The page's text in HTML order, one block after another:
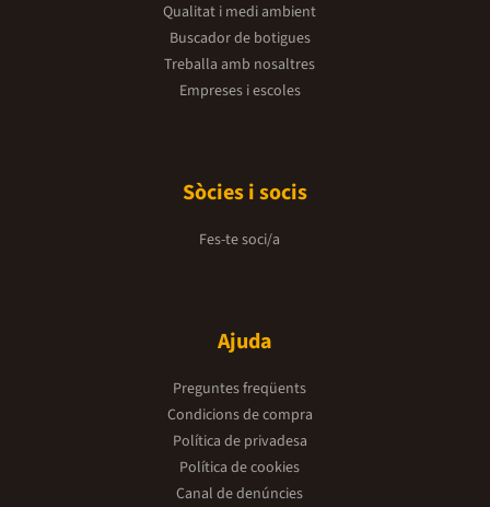
Qualitat i medi ambient
Buscador de botigues
Treballa amb nosaltres
Empreses i escoles
Sòcies i socis
Fes-te soci/a
Ajuda
Preguntes freqüents
Condicions de compra
Política de privadesa
Política de cookies
Canal de denúncies